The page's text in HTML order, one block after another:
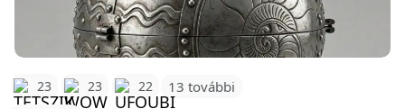
23 23 22 13 további